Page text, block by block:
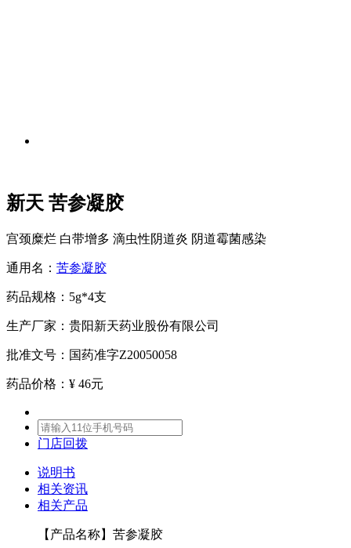
新天 苦参凝胶
宫颈糜烂 白带增多 滴虫性阴道炎 阴道霉菌感染
通用名： 苦参凝胶
药品规格：5g*4支
生产厂家：贵阳新天药业股份有限公司
批准文号：国药准字Z20050058
药品价格： ¥ 46元
门店回拨
说明书
相关资讯
相关产品
【产品名称】苦参凝胶